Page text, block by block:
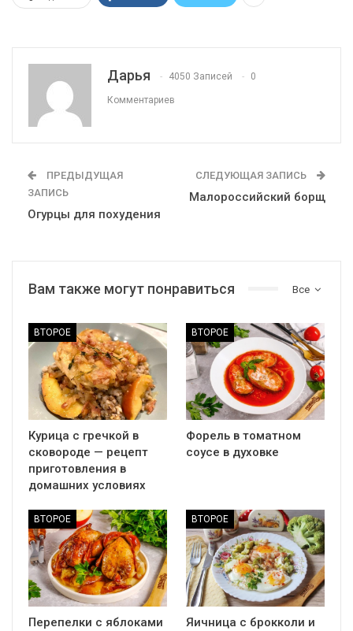
Дарья 4050 Записей 0
Комментариев
ПРЕДЫДУЩАЯ
ЗАПИСЬ
Огурцы для похудения
СЛЕДУЮЩАЯ ЗАПИСЬ
Малороссийский борщ
Все
Вам также могут понравиться
ВТОРОЕ
Курица с гречкой в
сковороде — рецепт
приготовления в
домашних условиях
ВТОРОЕ
Форель в томатном
соусе в духовке
ВТОРОЕ
Перепелки с яблоками
ВТОРОЕ
Яичница с брокколи и